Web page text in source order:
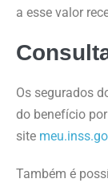
a esse valor
Os segurados
do benefício
site
Também é